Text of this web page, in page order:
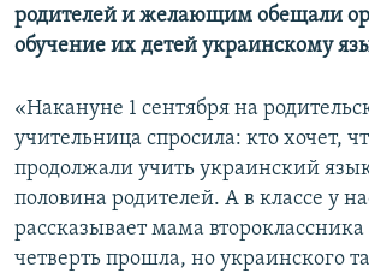
родителей и желающим обещали
обучение их детей украинскому
«Накануне 1 сентября на
учительница спросила: кто хочет,
продолжали учить украинский
половина родителей. А в классе у
рассказывает мама второклассника
четверть прошла, но украинского